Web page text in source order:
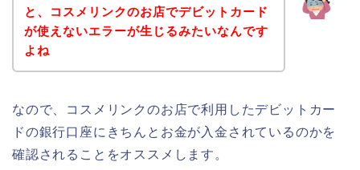
と、コスメリンクのお店でデビットカード
が使えないエラーが生じるみたいなんです
よね
なので、コスメリンクのお店で利用したデビットカー
ドの銀行口座にきちんとお金が入金されているのかを
確認されることをオススメします。